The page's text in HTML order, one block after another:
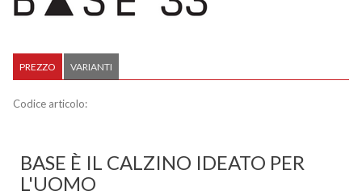
PREZZO VARIANTI
Codice articolo:
BASE È IL CALZINO IDEATO PER
L'UOMO